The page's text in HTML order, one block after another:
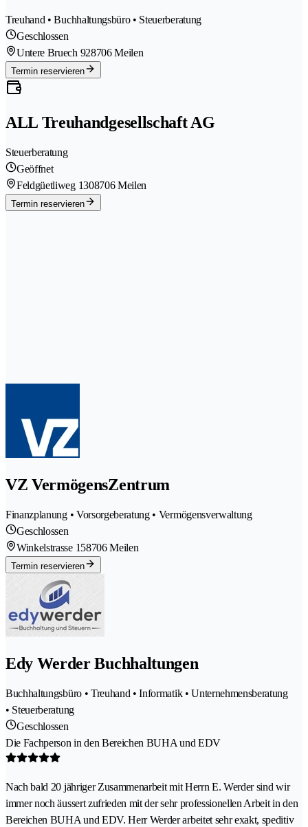
Treuhand • Buchhaltungsbüro • Steuerberatung
Geschlossen
Untere Bruech 928706 Meilen
Termin reservieren
ALL Treuhandgesellschaft AG
Steuerberatung
Geöffnet
Feldgüetliweg 1308706 Meilen
Termin reservieren
VZ VermögensZentrum
Finanzplanung • Vorsorgeberatung • Vermögensverwaltung
Geschlossen
Winkelstrasse 158706 Meilen
Termin reservieren
Edy Werder Buchhaltungen
Buchhaltungsbüro • Treuhand • Informatik • Unternehmensberatung
• Steuerberatung
Geschlossen
Die Fachperson in den Bereichen BUHA und EDV
Nach bald 20 jähriger Zusammenarbeit mit Herrn E. Werder sind wir
immer noch äussert zufrieden mit der sehr professionellen Arbeit in den
Bereichen BUHA und EDV. Herr Werder arbeitet sehr exakt, speditiv